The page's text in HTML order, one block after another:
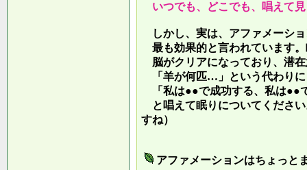
いつでも、どこでも、唱えて
しかし、実は、アファメーシ
最も効果的と言われています
脳がクリアになっており、潜
「羊が何匹…」という代わりに
「私は●●で成功する、私は●●
と唱えて眠りについてくださ
すね）
アファメーションはちょっと